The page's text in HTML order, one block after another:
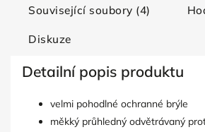
Související soubory (4)
Diskuze
Detailní popis produktu
velmi pohodlné ochranné brýle
měkký průhledný odvětrávaný